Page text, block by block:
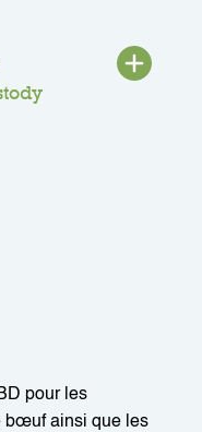
pour les
bœuf ainsi que les